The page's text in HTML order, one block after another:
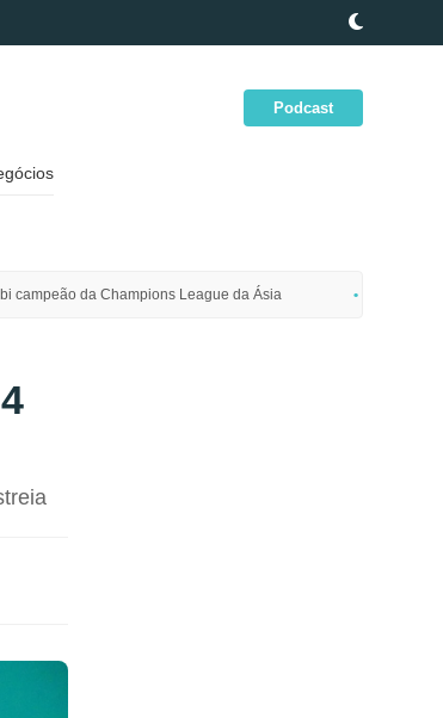
Podcast
campeão da Champions League da Ásia